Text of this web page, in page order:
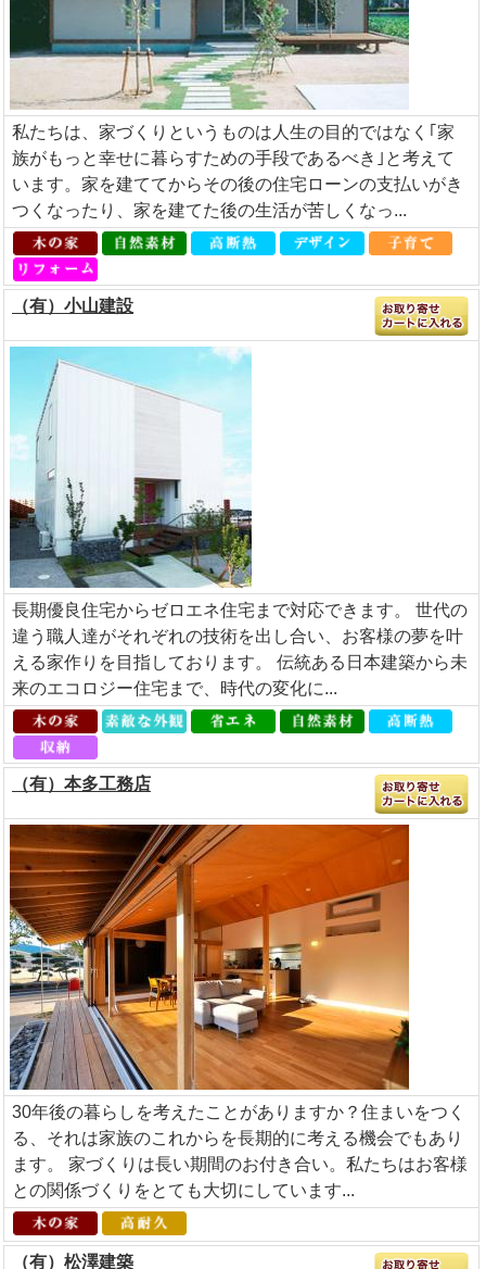
私たちは、家づくりというものは人生の目的ではなく｢家
族がもっと幸せに暮らすための手段であるべき｣と考えて
います。家を建ててからその後の住宅ローンの支払いがき
つくなったり、家を建てた後の生活が苦しくなっ...
（有）小山建設
長期優良住宅からゼロエネ住宅まで対応できます。 世代の
違う職人達がそれぞれの技術を出し合い、お客様の夢を叶
える家作りを目指しております。 伝統ある日本建築から未
来のエコロジー住宅まで、時代の変化に...
（有）本多工務店
30年後の暮らしを考えたことがありますか？住まいをつく
る、それは家族のこれからを長期的に考える機会でもあり
ます。 家づくりは長い期間のお付き合い。私たちはお客様
との関係づくりをとても大切にしています...
（有）松澤建築